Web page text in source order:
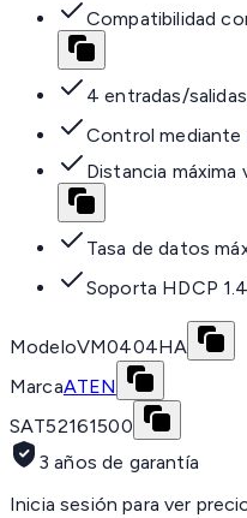
Compatibilidad
4 entradas/
Control mediante
Distancia máxima
Tasa de datos
Soporta HDCP
ModeloVM0404HA
MarcaATEN
SAT52161500
3 años de garantía
Inicia sesión para ver